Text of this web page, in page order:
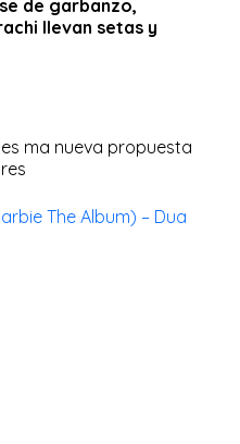
de garbanzo,
llevan setas y
es ma nueva propuesta
The Album) – Dua